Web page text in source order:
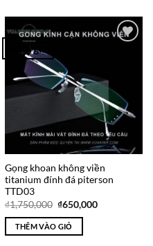
Giảm giá!
Gọng khoan không viền
titanium đính đá piterson
TTD03
₫1,750,000 Giá
là:
₫1,750,000.
₫650,000Giá
THÊM VÀO GIỎ